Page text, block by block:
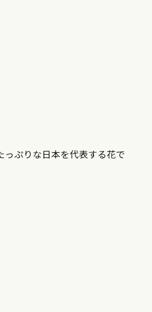
ぷりな日本を代表する花で